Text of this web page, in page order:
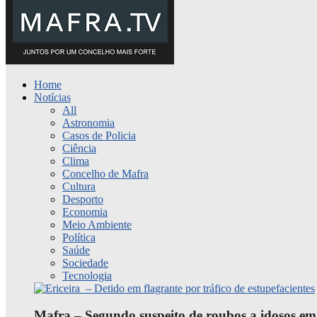
Home
Notícias
All
Astronomia
Casos de Policia
Ciência
Clima
Concelho de Mafra
Cultura
Desporto
Economia
Meio Ambiente
Política
Saúde
Sociedade
Tecnologia